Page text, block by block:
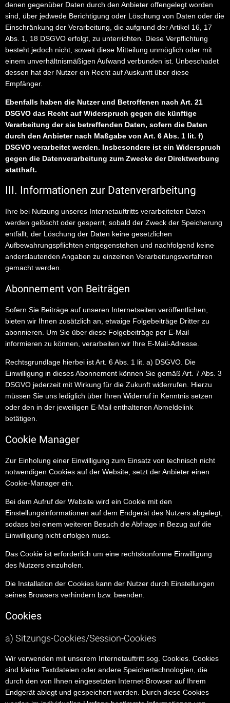
denen gegenüber Daten durch den Anbieter offengelegt worden
sind, über jedwede Berichtigung oder Löschung von Daten oder die
Einschränkung der Verarbeitung, die aufgrund der Artikel 16, 17
Abs. 1, 18 DSGVO erfolgt, zu unterrichten. Diese Verpflichtung
besteht jedoch nicht, soweit diese Mitteilung unmöglich oder mit
einem unverhältnismäßigen Aufwand verbunden ist. Unbeschadet
dessen hat der Nutzer ein Recht auf Auskunft über diese
Empfänger.
Ebenfalls haben die Nutzer und Betroffenen nach Art. 21
DSGVO das Recht auf Widerspruch gegen die künftige
Verarbeitung der sie betreffenden Daten, sofern die Daten
durch den Anbieter nach Maßgabe von Art. 6 Abs. 1 lit. f)
DSGVO verarbeitet werden. Insbesondere ist ein Widerspruch
gegen die Datenverarbeitung zum Zwecke der Direktwerbung
statthaft.
III. Informationen zur Datenverarbeitung
Ihre bei Nutzung unseres Internetauftritts verarbeiteten Daten
werden gelöscht oder gesperrt, sobald der Zweck der Speicherung
entfällt, der Löschung der Daten keine gesetzlichen
Aufbewahrungspflichten entgegenstehen und nachfolgend keine
anderslautenden Angaben zu einzelnen Verarbeitungsverfahren
gemacht werden.
Abonnement von Beiträgen
Sofern Sie Beiträge auf unseren Internetseiten veröffentlichen,
bieten wir Ihnen zusätzlich an, etwaige Folgebeiträge Dritter zu
abonnieren. Um Sie über diese Folgebeiträge per E-Mail
informieren zu können, verarbeiten wir Ihre E-Mail-Adresse.
Rechtsgrundlage hierbei ist Art. 6 Abs. 1 lit. a) DSGVO. Die
Einwilligung in dieses Abonnement können Sie gemäß Art. 7 Abs. 3
DSGVO jederzeit mit Wirkung für die Zukunft widerrufen. Hierzu
müssen Sie uns lediglich über Ihren Widerruf in Kenntnis setzen
oder den in der jeweiligen E-Mail enthaltenen Abmeldelink
betätigen.
Cookie Manager
Zur Einholung einer Einwilligung zum Einsatz von technisch nicht
notwendigen Cookies auf der Website, setzt der Anbieter einen
Cookie-Manager ein.
Bei dem Aufruf der Website wird ein Cookie mit den
Einstellungsinformationen auf dem Endgerät des Nutzers abgelegt,
sodass bei einem weiteren Besuch die Abfrage in Bezug auf die
Einwilligung nicht erfolgen muss.
Das Cookie ist erforderlich um eine rechtskonforme Einwilligung
des Nutzers einzuholen.
Die Installation der Cookies kann der Nutzer durch Einstellungen
seines Browsers verhindern bzw. beenden.
Cookies
a) Sitzungs-Cookies/Session-Cookies
Wir verwenden mit unserem Internetauftritt sog. Cookies. Cookies
sind kleine Textdateien oder andere Speichertechnologien, die
durch den von Ihnen eingesetzten Internet-Browser auf Ihrem
Endgerät ablegt und gespeichert werden. Durch diese Cookies